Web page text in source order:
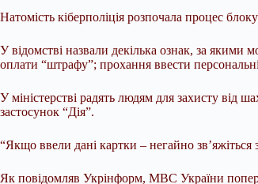
Натомість кіберполіція розпочала процес
У відомстві назвали декілька ознак, за якими
оплати “штрафу”; прохання ввести
У міністерстві радять людям для захисту від
застосунок “Дія”.
“Якщо ввели дані картки – негайно
Як повідомляв Укрінформ, МВС України